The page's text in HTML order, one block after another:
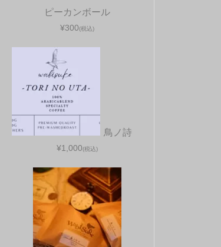
ピーカンボール
¥300(税込)
鳥ノ詩
¥1,000(税込)